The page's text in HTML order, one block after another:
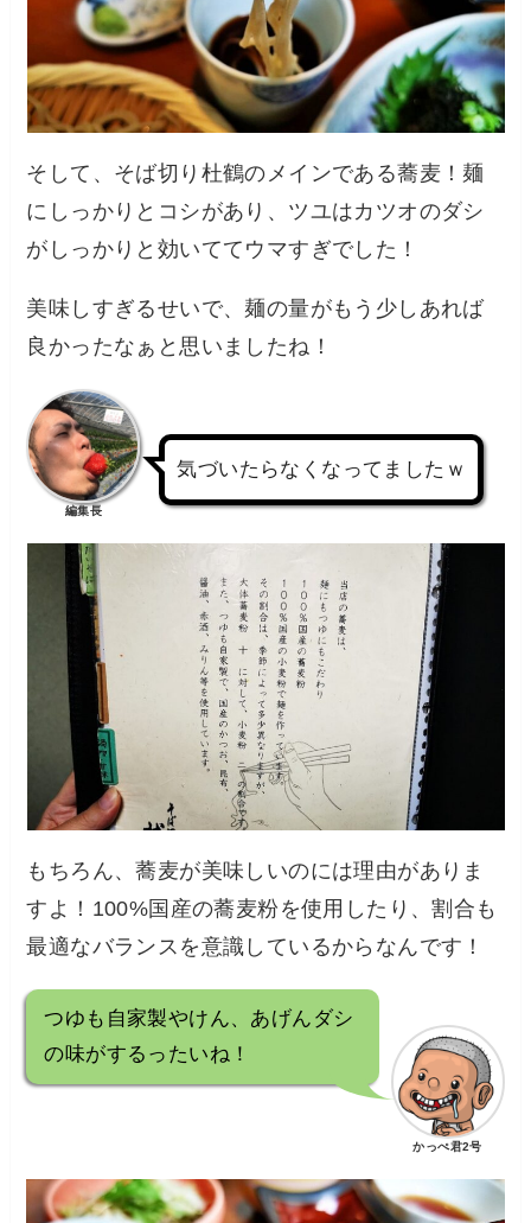
そして、そば切り杜鶴のメインである蕎麦！麺
にしっかりとコシがあり、ツユはカツオのダシ
がしっかりと効いててウマすぎでした！
美味しすぎるせいで、麺の量がもう少しあれば
良かったなぁと思いましたね！
編集長
気づいたらなくなってましたｗ
もちろん、蕎麦が美味しいのには理由がありま
すよ！100%国産の蕎麦粉を使用したり、割合も
最適なバランスを意識しているからなんです！
つゆも自家製やけん、あげんダシ
の味がするったいね！
かっぺ君2号